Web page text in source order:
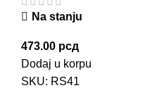
Na stanju
473.00 рсд
Dodaj u korpu
SKU: RS41